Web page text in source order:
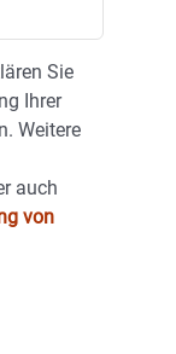
Sie
Ihrer
Weitere
auch
von